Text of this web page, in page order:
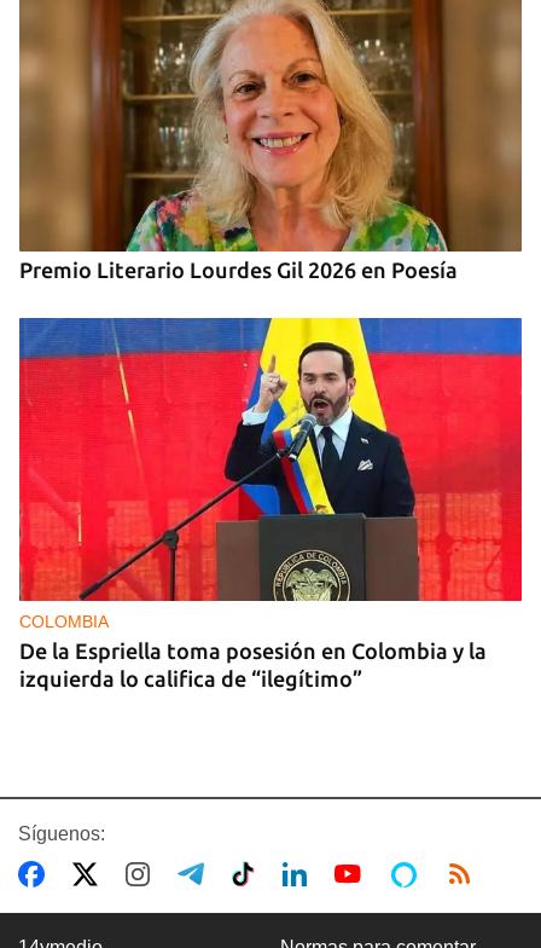
Premio Literario Lourdes Gil 2026 en Poesía
COLOMBIA
De la Espriella toma posesión en Colombia y la
izquierda lo califica de “ilegítimo”
Síguenos: